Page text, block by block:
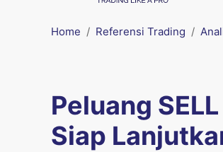
Home Referensi Trading
Peluang
Siap